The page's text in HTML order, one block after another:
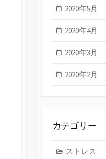
2020年5月
2020年4月
2020年3月
2020年2月
カテゴリー
ストレス